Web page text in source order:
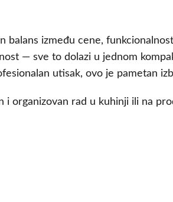
balans između cene,
— sve to dolazi u jednom
utisak, ovo je pametan
organizovan rad u kuhinji ili na